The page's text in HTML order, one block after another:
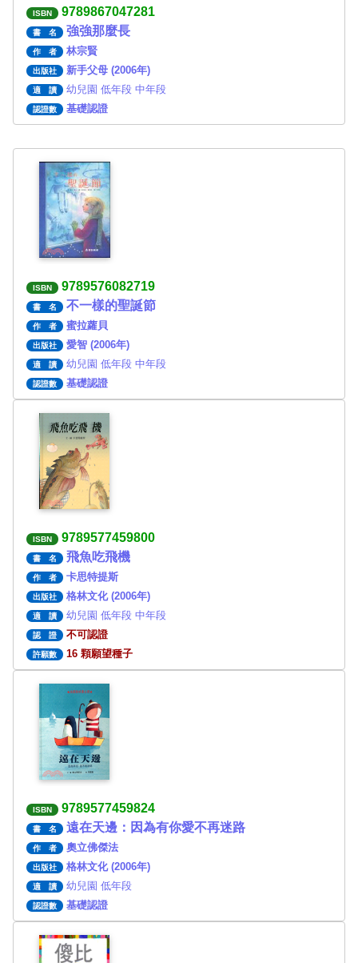
ISBN 9789867047281
書 名 強強那麼長
作 者 林宗賢
出版社 新手父母 (2006年)
適 讀 幼兒園 低年段 中年段
認證數 基礎認證
ISBN 9789576082719
書 名 不一樣的聖誕節
作 者 蜜拉蘿貝
出版社 愛智 (2006年)
適 讀 幼兒園 低年段 中年段
認證數 基礎認證
ISBN 9789577459800
書 名 飛魚吃飛機
作 者 卡思特提斯
出版社 格林文化 (2006年)
適 讀 幼兒園 低年段 中年段
認 證 不可認證
許願數 16 顆願望種子
ISBN 9789577459824
書 名 遠在天邊：因為有你愛不再迷路
作 者 奧立佛傑法
出版社 格林文化 (2006年)
適 讀 幼兒園 低年段
認證數 基礎認證